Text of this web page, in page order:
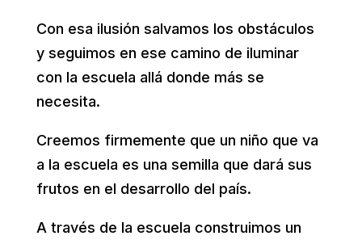
Con esa ilusión salvamos los obstáculos
y seguimos en ese camino de iluminar
con la escuela allá donde más se
necesita.
Creemos firmemente que un niño que va
a la escuela es una semilla que dará sus
frutos en el desarrollo del país.
A través de la escuela construimos un